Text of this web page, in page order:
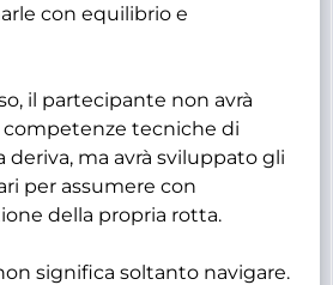
con equilibrio e
il partecipante non avrà
tecniche di
ma avrà sviluppato gli
per assumere con
della propria rotta.
significa soltanto navigare.